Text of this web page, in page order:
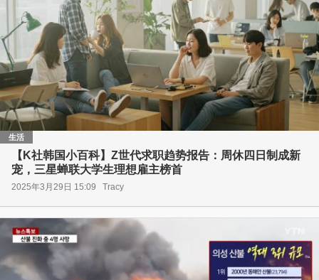
生活
【K社韩国小百科】Z世代求职趋势报告：周休四日制成新
宠，三星蝉联大学生理想雇主榜首
2025年3月29日 15:09 Tracy